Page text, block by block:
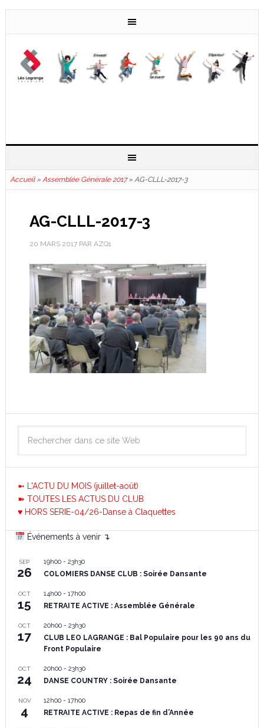
Accueil» Assemblée Générale 2017» AG-CLLL-2017-3
AG-CLLL-2017-3
20 MARS 2017PAR AZQ1
➼ L'ACTU DU MOIS (juillet-août)
➽ TOUTES LES ACTUS DU CLUB
♥ HORS SERIE-04/26-Danse à Claquettes
Événements à venir ↴
SEP
26
19h00- 23h30
COLOMIERS DANSE CLUB : Soirée Dansante
OCT
15
14h00- 17h00
RETRAITE ACTIVE : Assemblée Générale
OCT
17
20h00- 23h30
CLUB LEO LAGRANGE : Bal Populaire pour les 90 ans du
Front Populaire
OCT
24
20h00- 23h30
DANSE COUNTRY : Soirée Dansante
NOV
4
12h00- 17h00
RETRAITE ACTIVE : Repas de fin d’Année